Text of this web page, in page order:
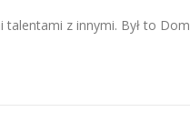
talentami z innymi. Był to Dom